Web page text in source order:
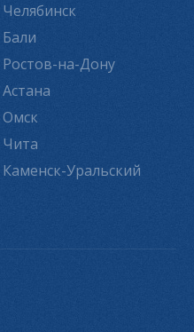
Челябинск
Бали
Ростов-на-Дону
Астана
Омск
Чита
Каменск-Уральский